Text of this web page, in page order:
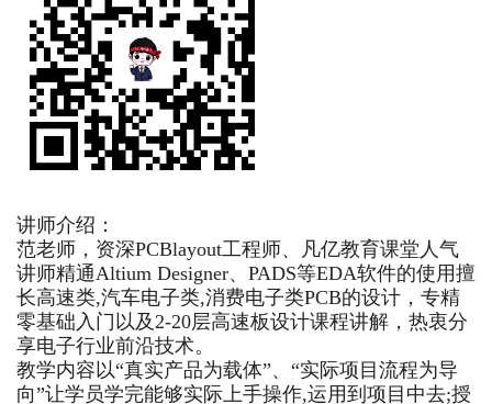
讲师介绍：
范老师， 资深PCBlayout工程师、凡亿教育课堂人气
讲师精通Altium Designer、PADS等EDA软件的使用擅
长高速类,汽车电子类,消费电子类PCB的设计，专精
零基础入门以及2-20层高速板设计课程讲解，热衷分
享电子行业前沿技术。
教学内容以“真实产品为载体”、“实际项目流程为导
向”让学员学完能够实际上手操作,运用到项目中去;授